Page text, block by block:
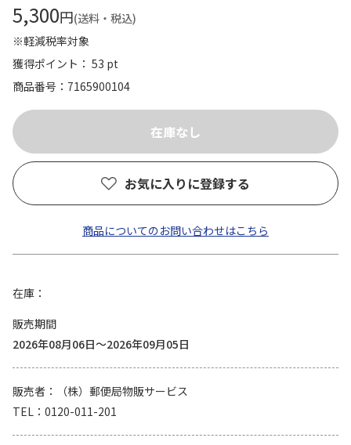
5,300円(送料・税込)
※軽減税率対象
獲得ポイント： 53 pt
商品番号
7165900104
お気に入りに登録する
商品についてのお問い合わせはこちら
在庫
販売期間
2026年08月06日～2026年09月05日
販売者
（株）郵便局物販サービス
TEL
0120-011-201